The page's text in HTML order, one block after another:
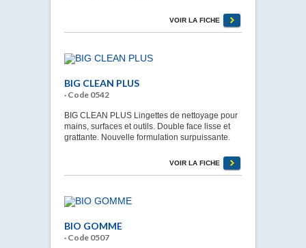
VOIR LA FICHE
BIG CLEAN PLUS
· Code 0542
BIG CLEAN PLUS Lingettes de nettoyage pour
mains, surfaces et outils. Double face lisse et
grattante. Nouvelle formulation surpuissante.
VOIR LA FICHE
BIO GOMME
· Code 0507